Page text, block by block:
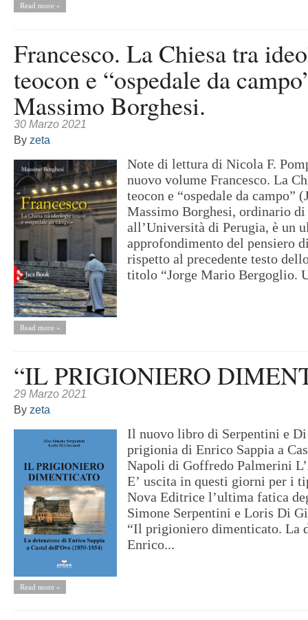
Read more »
Francesco. La Chiesa tra
teocon e “ospedale da
Massimo Borghesi.
30 Marzo 2021
By zeta
Note di lettura di Nicola F.
nuovo volume Francesco. La
teocon e “ospedale da campo”
Massimo Borghesi, ordinario
all’Università di Perugia, è un
approfondimento del pensiero
rispetto al precedente testo
titolo “Jorge Mario Bergoglio.
Read more »
“IL PRIGIONIERO
29 Marzo 2021
By zeta
Il nuovo libro di Serpentini e
prigionia di Enrico Sappia a
Napoli di Goffredo Palmerini
E’ uscita in questi giorni per i
Nova Editrice l’ultima fatica
Simone Serpentini e Loris Di
“Il prigioniero dimenticato. La
Enrico...
Read more »